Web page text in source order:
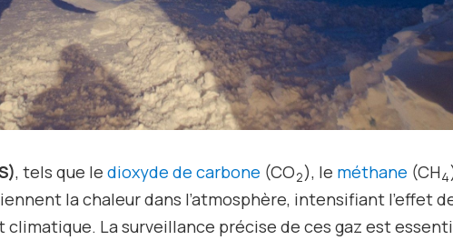
, tels que ledioxyde de carbone (CO2), le méthane (CH4
la chaleur dans l’atmosphère, intensifiant l’effet
La surveillance précise de ces gaz est